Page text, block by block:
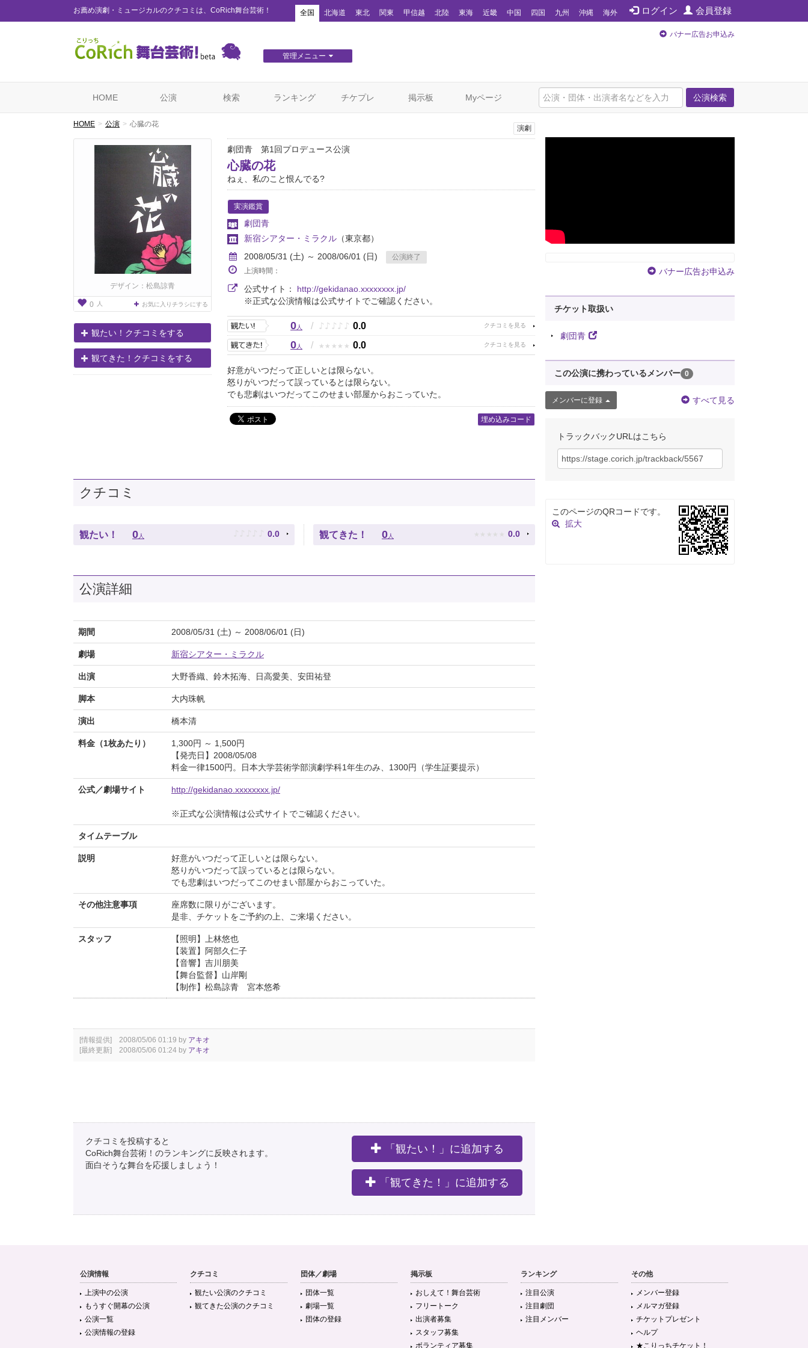
お薦め演劇・ミュージカルのクチコミは、CoRich舞台芸術！ ログイン 会員登録
全国 北海道 東北 関東 甲信越 北陸 東海 近畿 中国 四国 九州 沖縄 海外
管理メニュー
バナー広告お申込み
公演検索
HOME 公演 検索 ランキング チケプレ 掲示板 Myページ
HOME 公演 心臓の花
デザイン：松島諒青
0 人 お気に入りチラシにする
観たい！クチコミをする
観てきた！クチコミをする
演劇
劇団青 第1回プロデュース公演
心臓の花
ねぇ、私のこと恨んでる?
実演鑑賞
劇団青
新宿シアター・ミラクル （東京都）
2008/05/31 (土) ～ 2008/06/01 (日)
公演終了
上演時間：
公式サイト： http://gekidanao.xxxxxxxx.jp/
※正式な公演情報は公式サイトでご確認ください。
0人 / ♪ ♪ ♪ ♪ ♪ 0.0
0人 / ★ ★ ★ ★ ★ 0.0
好意がいつだって正しいとは限らない。
怒りがいつだって誤っているとは限らない。
でも悲劇はいつだってこのせまい部屋からおこっていた。
埋め込みコード
クチコミ
観たい！ 0 人 ♪ ♪ ♪ ♪ ♪ 0.0 観てきた！ 0 人 ★ ★ ★ ★ ★ 0.0
公演詳細
期間 2008/05/31 (土) ～ 2008/06/01 (日)
劇場 新宿シアター・ミラクル
出演 大野香織、鈴木拓海、日高愛美、安田祐登
脚本 大内珠帆
演出 橋本清
料金（1枚あたり）
1,300円 ～ 1,500円
【発売日】2008/05/08
料金一律1500円。日本大学芸術学部演劇学科1年生のみ、1300円（学生証要提示）
公式／劇場サイト http://gekidanao.xxxxxxxx.jp/
※正式な公演情報は公式サイトでご確認ください。
タイムテーブル
説明
好意がいつだって正しいとは限らない。
怒りがいつだって誤っているとは限らない。
でも悲劇はいつだってこのせまい部屋からおこっていた。
その他注意事項
座席数に限りがございます。
是非、チケットをご予約の上、ご来場ください。
スタッフ
【照明】上林悠也
【装置】阿部久仁子
【音響】吉川朋美
【舞台監督】山岸剛
【制作】松島諒青 宮本悠希
[情報提供] 2008/05/06 01:19 by アキオ
[最終更新] 2008/05/06 01:24 by アキオ
クチコミを投稿すると
CoRich舞台芸術！のランキングに反映されます。
面白そうな舞台を応援しましょう！
「観たい！」に追加する
「観てきた！」に追加する
バナー広告お申込み
チケット取扱い
劇団青
この公演に携わっているメンバー 0
メンバーに登録 すべて見る
トラックバックURLはこちら
このページのQRコードです。
拡大
公演情報
上演中の公演
もうすぐ開幕の公演
公演一覧
公演情報の登録
クチコミ
観たい公演のクチコミ
観てきた公演のクチコミ
団体／劇場
団体一覧
劇場一覧
団体の登録
掲示板
おしえて！舞台芸術
フリートーク
出演者募集
スタッフ募集
ボランティア募集
ランキング
注目公演
注目劇団
注目メンバー
その他
メンバー登録
メルマガ登録
チケットプレゼント
ヘルプ
★こりっちチケット！